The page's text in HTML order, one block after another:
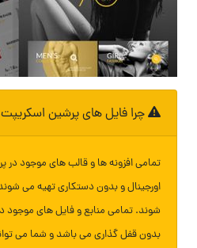
چرا فایل های پرشین
تمامی افزونه ها و قالب های موجود در
اورجینال و بدون دستکاری تهیه می
شوند. تمامی منابع و فایل های موجود
بدون قفل گذاری می باشد و شما می